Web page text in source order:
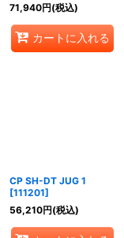
71,940円(税込)
カートに入れる
CP SH-DT JUG 1
[111201]
56,210円(税込)